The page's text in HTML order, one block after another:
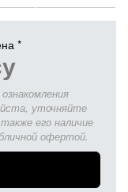
*
уточняйте
его наличие
офертой.